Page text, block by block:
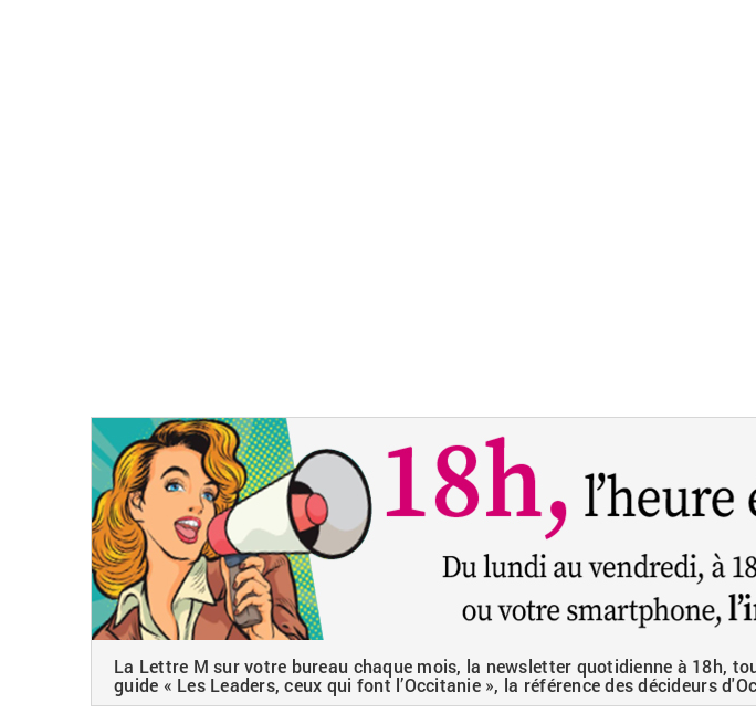
La Lettre M sur votre bureau chaque mois, la newsletter quotidienne à 18h,
guide « Les Leaders, ceux qui font l’Occitanie », la référence des décideurs